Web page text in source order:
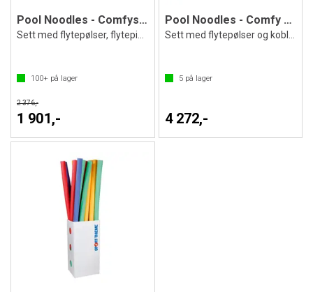
Pool Noodles - Comfysett med 24 stk.
100+ på lager
2 376,-
1 901,-
Pool Noodles - Comfy Float sett 24 stk
5på lager
4 272,-